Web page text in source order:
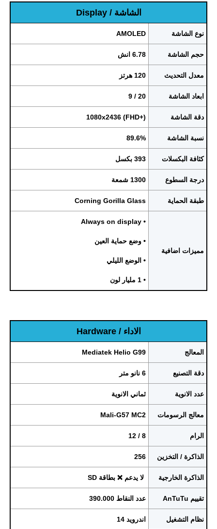
الشاشة / Display
نوع الشاشة AMOLED
حجم الشاشة 6.78 انش
معدل التحديث 120 هرتز
ابعاد الشاشة 20 / 9
دقة الشاشة 1080x2436 (FHD+)
نسبة الشاشة 89.6%
كثافة البكسلات 393 بكسل
درجة السطوع 1300 شمعة
طبقة الحماية Corning Gorilla Glass
مميزات اضافية
• Always on display
• وضع حماية العين
• الوضع الليلي
• 1 مليار لون
الاداء / Hardware
المعالج Mediatek Helio G99
دقة التصنيع 6 نانو متر
عدد الانوية ثماني الانوية
معالج الرسومات Mali-G57 MC2
الرام 8 / 12
الذاكرة / التخزين 256
الذاكرة الخارجية لا يدعم ❌ بطاقة SD
تقييم AnTuTu عدد النقاط 390.000
نظام التشغيل اندرويد 14